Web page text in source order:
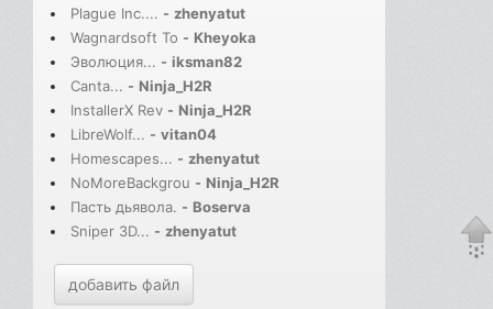
Plague Inc.... - zhenyatut
Wagnardsoft To - Kheyoka
Эволюция... - iksman82
Canta... - Ninja_H2R
InstallerX Rev - Ninja_H2R
LibreWolf... - vitan04
Homescapes... - zhenyatut
NoMoreBackgrou - Ninja_H2R
Пасть дьявола. - Boserva
Sniper 3D... - zhenyatut
добавить файл